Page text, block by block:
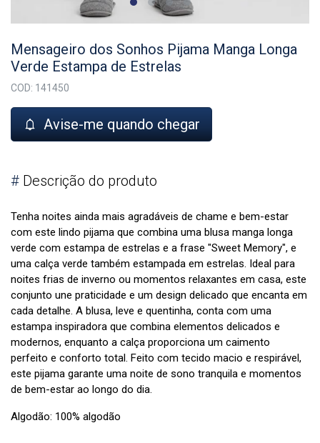
Mensageiro dos Sonhos Pijama Manga Longa
Verde Estampa de Estrelas
COD: 141450
Avise-me quando chegar
# Descrição do produto
Tenha noites ainda mais agradáveis de chame e bem-estar
com este lindo pijama que combina uma blusa manga longa
verde com estampa de estrelas e a frase "Sweet Memory", e
uma calça verde também estampada em estrelas. Ideal para
noites frias de inverno ou momentos relaxantes em casa, este
conjunto une praticidade e um design delicado que encanta em
cada detalhe. A blusa, leve e quentinha, conta com uma
estampa inspiradora que combina elementos delicados e
modernos, enquanto a calça proporciona um caimento
perfeito e conforto total. Feito com tecido macio e respirável,
este pijama garante uma noite de sono tranquila e momentos
de bem-estar ao longo do dia.
Algodão: 100% algodão